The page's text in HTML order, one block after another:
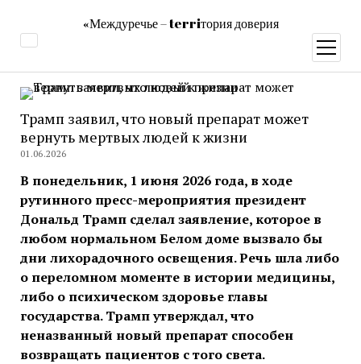
«Междуречье – terriтория доверия
меню
Трамп заявил, что новый препарат может
вернуть мертвых людей к жизни
01.06.2026
В понедельник, 1 июня 2026 года, в ходе
рутинного пресс-мероприятия президент
Дональд Трамп сделал заявление, которое в
любом нормальном Белом доме вызвало бы
дни лихорадочного освещения. Речь шла либо
о переломном моменте в истории медицины,
либо о психическом здоровье главы
государства. Трамп утверждал, что
неназванный новый препарат способен
возвращать пациентов с того света.